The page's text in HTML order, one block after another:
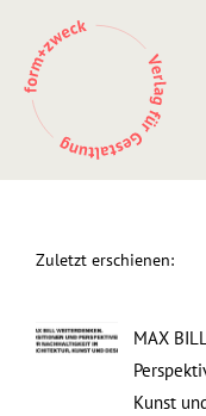
springen
Zuletzt erschienen:
MAX
Kunst